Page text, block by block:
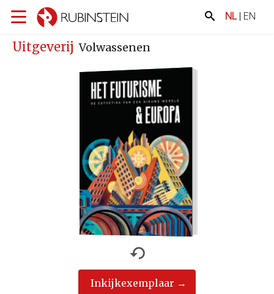
NL| EN
Uitgeverij Volwassenen
Inkijkexemplaar